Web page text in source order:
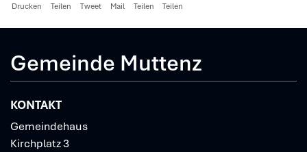
Drucken Teilen Tweet Mail Teilen Teilen
Gemeinde Muttenz
KONTAKT
Gemeindehaus
Kirchplatz 3